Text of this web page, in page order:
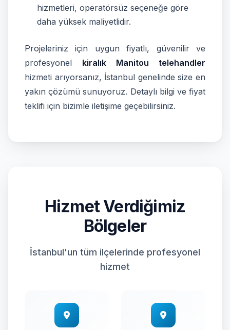
hizmetleri, operatörsüz seçeneğe göre
daha yüksek maliyetlidir.
Projeleriniz için uygun fiyatlı, güvenilir ve
profesyonel kiralık Manitou telehandler
hizmeti arıyorsanız, İstanbul genelinde size en
yakın çözümü sunuyoruz. Detaylı bilgi ve fiyat
teklifi için bizimle iletişime geçebilirsiniz.
Hizmet Verdiğimiz
Bölgeler
İstanbul'un tüm ilçelerinde profesyonel
hizmet